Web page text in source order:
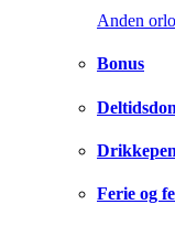
Anden
Bonus
Ferie og